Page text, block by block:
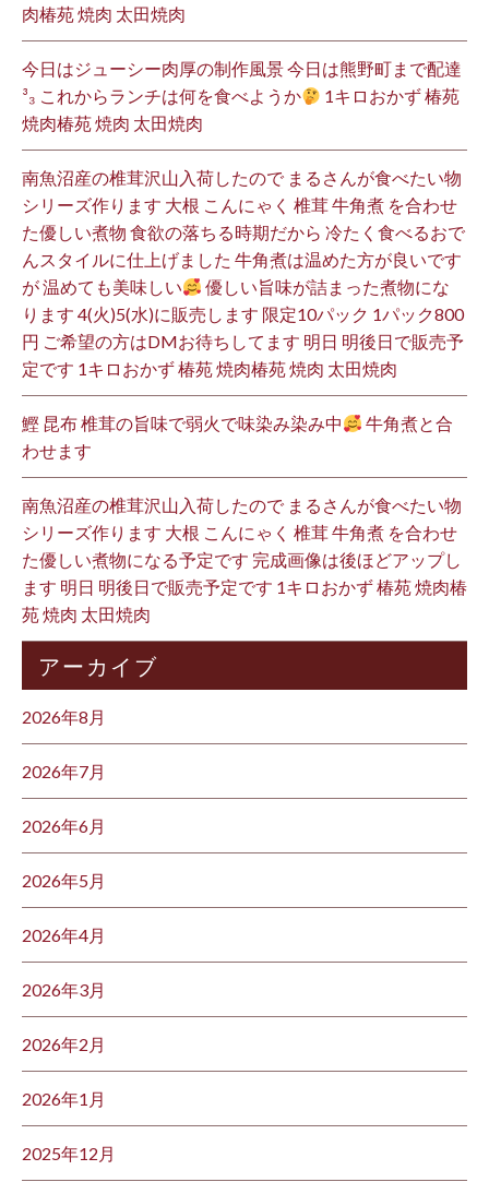
肉椿苑 焼肉 太田焼肉
今日はジューシー肉厚の制作風景 今日は熊野町まで配達
³₃ これからランチは何を食べようか
1キロおかず 椿苑
焼肉椿苑 焼肉 太田焼肉
南魚沼産の椎茸沢山入荷したので まるさんが食べたい物
シリーズ作ります 大根 こんにゃく 椎茸 牛角煮 を合わせ
た優しい煮物 食欲の落ちる時期だから 冷たく食べるおで
んスタイルに仕上げました 牛角煮は温めた方が良いです
が 温めても美味しい
優しい旨味が詰まった煮物にな
ります 4(火)5(水)に販売します 限定10パック 1パック800
円 ご希望の方はDMお待ちしてます 明日 明後日で販売予
定です 1キロおかず 椿苑 焼肉椿苑 焼肉 太田焼肉
鰹 昆布 椎茸の旨味で弱火で味染み染み中
牛角煮と合
わせます
南魚沼産の椎茸沢山入荷したので まるさんが食べたい物
シリーズ作ります 大根 こんにゃく 椎茸 牛角煮 を合わせ
た優しい煮物になる予定です 完成画像は後ほどアップし
ます 明日 明後日で販売予定です 1キロおかず 椿苑 焼肉椿
苑 焼肉 太田焼肉
アーカイブ
2026年8月
2026年7月
2026年6月
2026年5月
2026年4月
2026年3月
2026年2月
2026年1月
2025年12月